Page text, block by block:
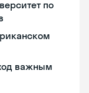
по
важным